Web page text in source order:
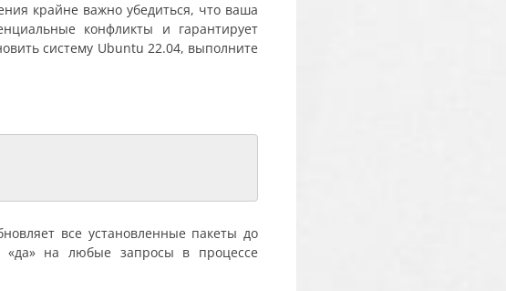
крайне важно убедиться, что ваша
конфликты и гарантирует
систему Ubuntu 22.04, выполните
все установленные пакеты до
«да» на любые запросы в процессе